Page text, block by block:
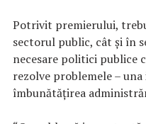
Potrivit premierului,
sectorul public, cât şi în
necesare politici publice
rezolve problemele –
îmbunătăţirea